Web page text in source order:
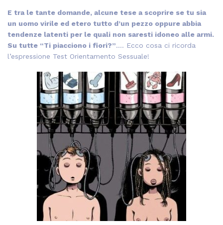
E tra le tante domande, alcune tese a scoprire se tu sia
un uomo virile ed etero tutto d’un pezzo oppure abbia
tendenze latenti per le quali non saresti idoneo alle armi.
Su tutte “Ti piacciono i fiori?”…. Ecco cosa ci ricorda
l’espressione Test Orientamento Sessuale!